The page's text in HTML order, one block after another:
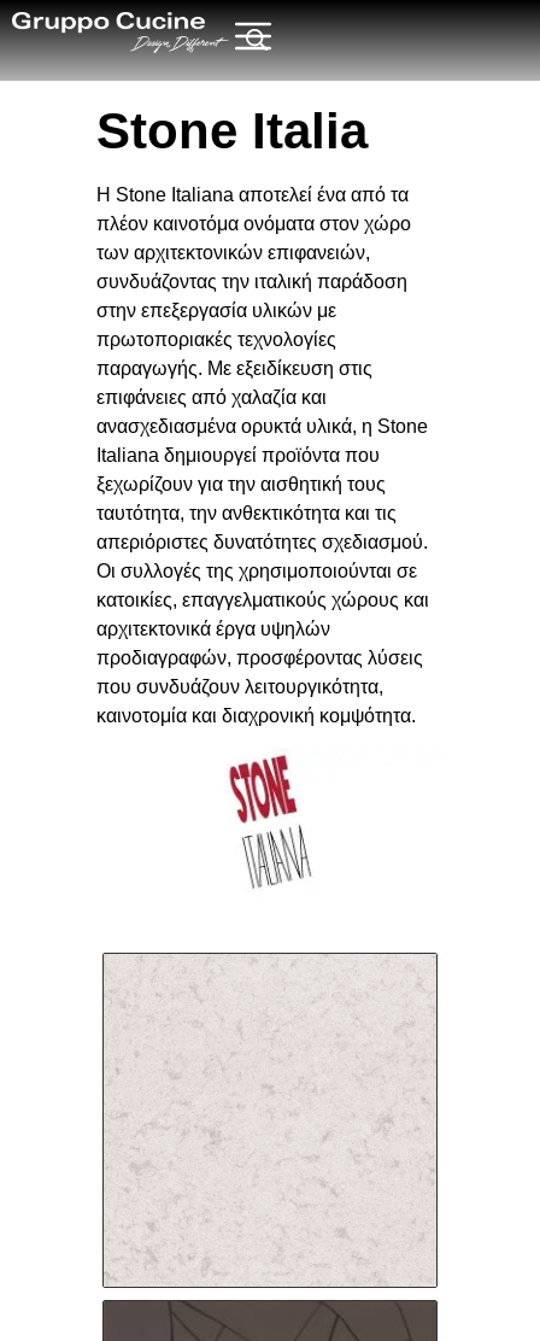
Stone Italia
Η Stone Italiana αποτελεί ένα από τα
πλέον καινοτόμα ονόματα στον χώρο
των αρχιτεκτονικών επιφανειών,
συνδυάζοντας την ιταλική παράδοση
στην επεξεργασία υλικών με
πρωτοποριακές τεχνολογίες
παραγωγής. Με εξειδίκευση στις
επιφάνειες από χαλαζία και
ανασχεδιασμένα ορυκτά υλικά, η Stone
Italiana δημιουργεί προϊόντα που
ξεχωρίζουν για την αισθητική τους
ταυτότητα, την ανθεκτικότητα και τις
απεριόριστες δυνατότητες σχεδιασμού.
Οι συλλογές της χρησιμοποιούνται σε
κατοικίες, επαγγελματικούς χώρους και
αρχιτεκτονικά έργα υψηλών
προδιαγραφών, προσφέροντας λύσεις
που συνδυάζουν λειτουργικότητα,
καινοτομία και διαχρονική κομψότητα.